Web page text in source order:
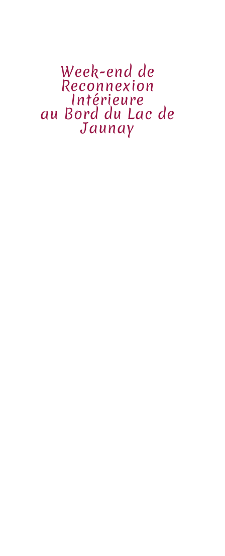
Week-end de
Reconnexion
Intérieure
au Bord du Lac de
Jaunay